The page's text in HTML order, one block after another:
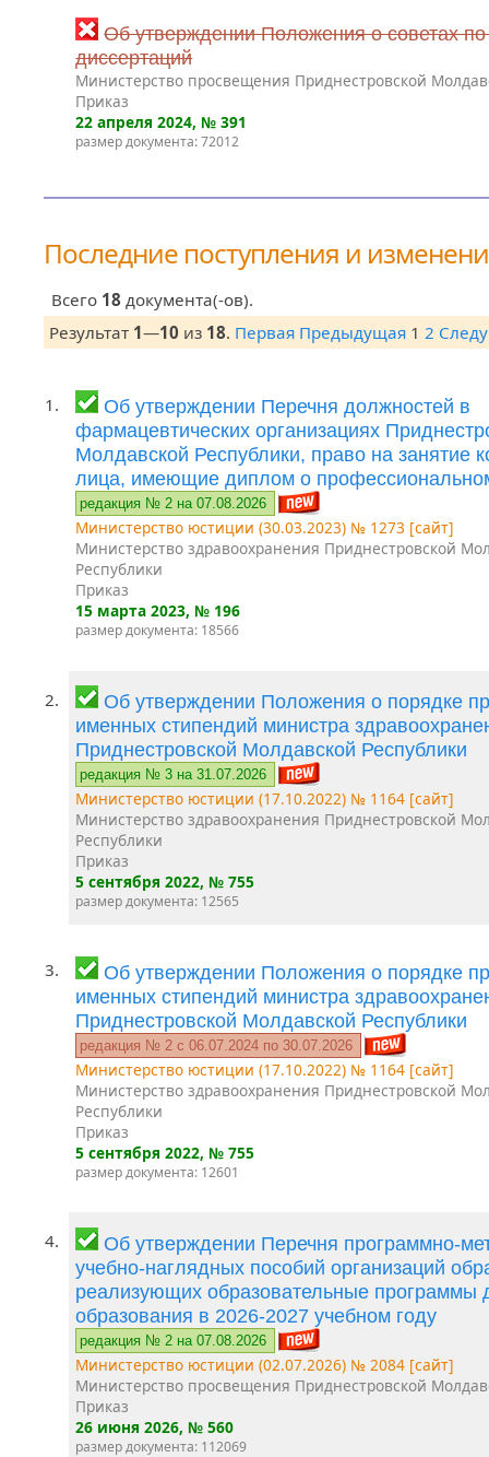
Об утверждении Положения о советах
диссертаций
Министерство просвещения Приднестровской
Приказ
22 апреля 2024, № 391
размер документа: 72012
Последние поступления и
Всего 18 документа(-ов).
Результат 1—10 из 18. Первая Предыдущая 1 2
1.
Об утверждении Перечня должностей в
фармацевтических организациях
Молдавской Республики, право на занятие
лица, имеющие диплом о
редакция № 2 на 07.08.2026
Министерство юстиции (30.03.2023) № 1273 [сайт]
Министерство здравоохранения Приднестровской
Республики
Приказ
15 марта 2023, № 196
размер документа: 18566
2.
Об утверждении Положения о порядке
именных стипендий министра
Приднестровской Молдавской Республики
редакция № 3 на 31.07.2026
Министерство юстиции (17.10.2022) № 1164 [сайт]
Министерство здравоохранения Приднестровской
Республики
Приказ
5 сентября 2022, № 755
размер документа: 12565
3.
Об утверждении Положения о порядке
именных стипендий министра
Приднестровской Молдавской Республики
редакция № 2 c 06.07.2024 по 30.07.2026
Министерство юстиции (17.10.2022) № 1164 [сайт]
Министерство здравоохранения Приднестровской
Республики
Приказ
5 сентября 2022, № 755
размер документа: 12601
4.
Об утверждении Перечня программно-
учебно-наглядных пособий организаций
реализующих образовательные программы
образования в 2026-2027 учебном году
редакция № 2 на 07.08.2026
Министерство юстиции (02.07.2026) № 2084 [сайт]
Министерство просвещения Приднестровской
Приказ
26 июня 2026, № 560
размер документа: 112069